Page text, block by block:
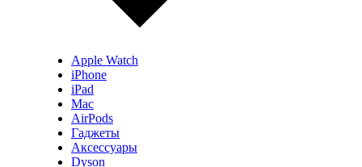
Apple Watch
iPhone
iPad
Mac
AirPods
Гаджеты
Аксессуары
Dyson